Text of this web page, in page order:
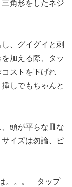
角形をしたネジ
、グイグイと刺
加える際、タッ
ストを下げれ
しでもちゃんと
頭が平らな皿な
イズは勿論、ピ
。。。 タップ